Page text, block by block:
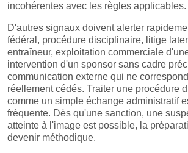
incohérentes avec les règles applicables.
D'autres signaux doivent alerter
fédéral, procédure disciplinaire, litige
entraîneur, exploitation commerciale
intervention d'un sponsor sans cadre
communication externe qui ne
réellement cédés. Traiter une procédure
comme un simple échange administratif
fréquente. Dès qu'une sanction, une
atteinte à l'image est possible, la
devenir méthodique.